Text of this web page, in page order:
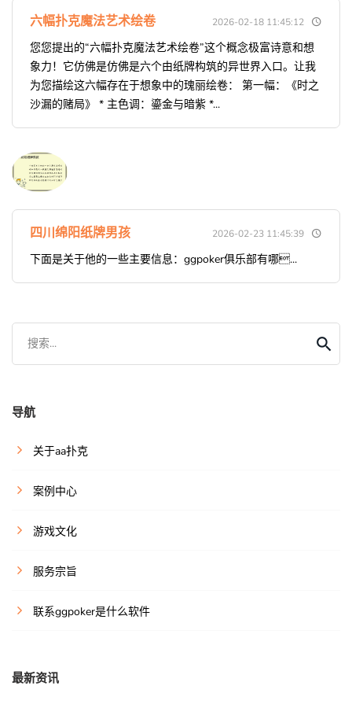
六幅扑克魔法艺术绘卷 2026-02-18 11:45:12
您您提出的“六幅扑克魔法艺术绘卷”这个概念极富诗意和想
象力！它仿佛是仿佛是六个由纸牌构筑的异世界入口。让我
为您描绘这六幅存在于想象中的瑰丽绘卷： 第一幅：《时之
沙漏的赌局》 * 主色调：鎏金与暗紫 *...
四川绵阳纸牌男孩 2026-02-23 11:45:39
下面是关于他的一些主要信息：ggpoker俱乐部有哪...
搜索...
导航
关于aa扑克
案例中心
游戏文化
服务宗旨
联系ggpoker是什么软件
最新资讯